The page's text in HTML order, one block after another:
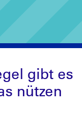
gibt es
nützen